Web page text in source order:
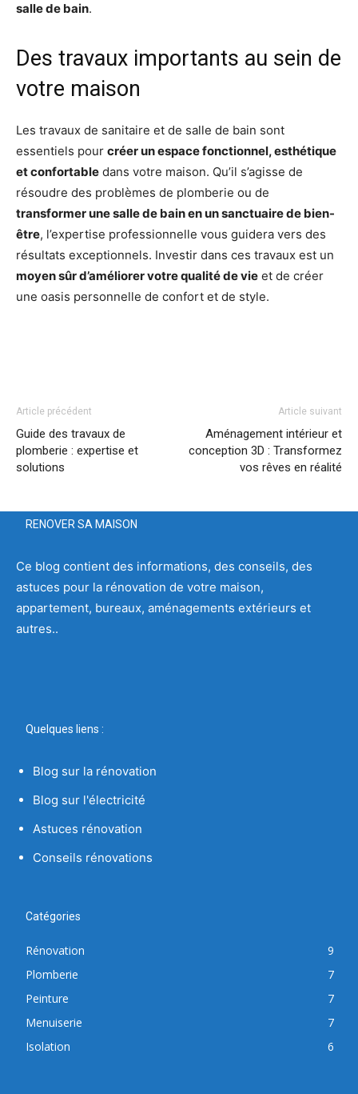
salle de bain.
Des travaux importants au sein de
votre maison
Les travaux de sanitaire et de salle de bain sont
essentiels pour créer un espace fonctionnel, esthétique
et confortable dans votre maison. Qu’il s’agisse de
résoudre des problèmes de plomberie ou de
transformer une salle de bain en un sanctuaire de bien-
être, l’expertise professionnelle vous guidera vers des
résultats exceptionnels. Investir dans ces travaux est un
moyen sûr d’améliorer votre qualité de vie et de créer
une oasis personnelle de confort et de style.
Article précédent
Guide des travaux de
plomberie : expertise et
solutions
Article suivant
Aménagement intérieur et
conception 3D : Transformez
vos rêves en réalité
RENOVER SA MAISON
Ce blog contient des informations, des conseils, des
astuces pour la rénovation de votre maison,
appartement, bureaux, aménagements extérieurs et
autres..
Quelques liens :
Blog sur la rénovation
Blog sur l'électricité
Astuces rénovation
Conseils rénovations
Catégories
Rénovation
9
Plomberie
7
Peinture
7
Menuiserie
7
Isolation
6